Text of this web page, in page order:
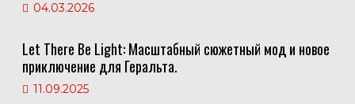
04.03.2026
Let There Be Light: Масштабный сюжетный мод и новое
приключение для Геральта.
11.09.2025